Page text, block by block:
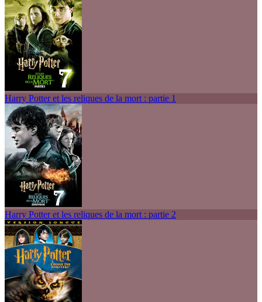
Harry Potter et les reliques de la mort : partie 1
Harry Potter et les reliques de la mort : partie 2